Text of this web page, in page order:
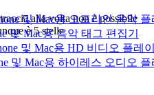
및 Mac용 오프라인 음악
및 Mac용 음악 태그 편집기
및 Mac용 HD 비디오 플레
및 Mac용 하이레스 오디오
è 5 stelle